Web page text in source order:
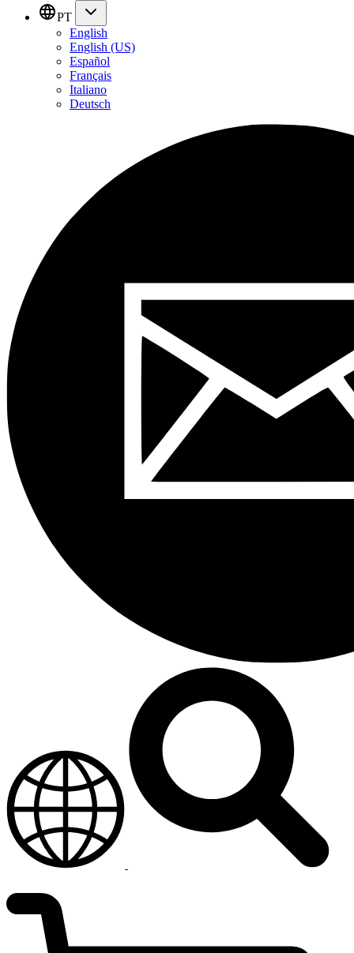
PT
English
English (US)
Español
Français
Italiano
Deutsch